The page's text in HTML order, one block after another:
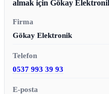
almak için Gökay
Firma
Gökay Elektronik
Telefon
0537 993 39 93
E-posta